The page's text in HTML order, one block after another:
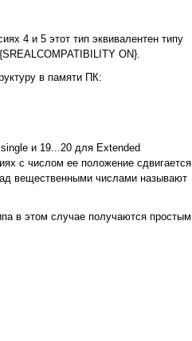
4 и 5 этот тип эквивалентен типу
ON}.
в памяти ПК:
и 19...20 для Extended
с числом ее положение сдвигается
вещественными числами называют
в этом случае получаются простым